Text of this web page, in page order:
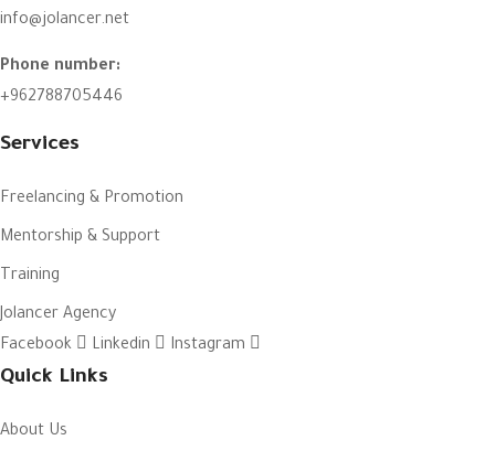
info@jolancer.net
Phone number:
+962788705446
Services
Freelancing & Promotion
Mentorship & Support
Training
Jolancer Agency
Facebook
Linkedin Instagram
Quick Links
About Us